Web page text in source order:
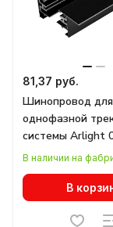
81,37 руб.
Шинопровод для
однофазной
системы Arlight
В наличии на
В